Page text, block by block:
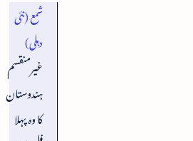
شمع (نئی
دہلی)
غیرمنقسم
ہندوستان
کا وہ پہلا